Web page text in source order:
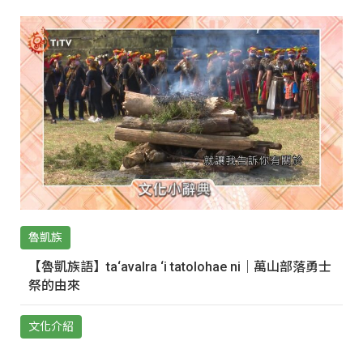
魯凱族
【魯凱族語】ta‘avalra ‘i tatolohae ni｜萬山部落勇士
祭的由來
文化介紹